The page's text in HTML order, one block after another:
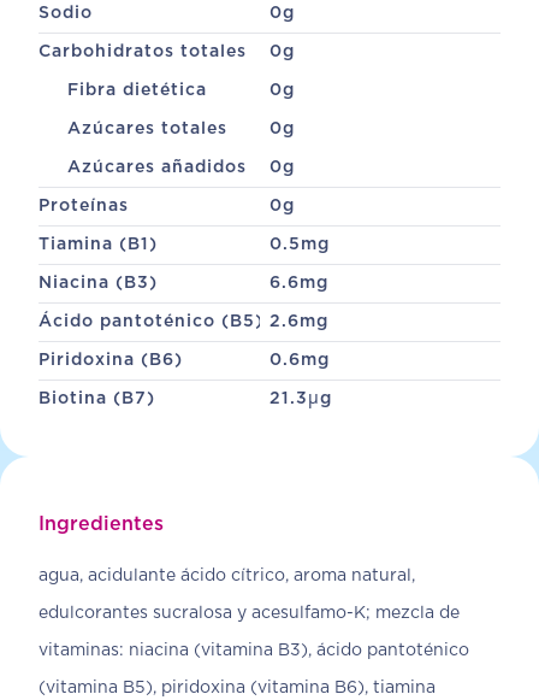
Sodio 0g
Carbohidratos totales 0g
Fibra dietética 0g
Azúcares totales 0g
Azúcares añadidos 0g
Proteínas 0g
Tiamina (B1) 0.5 mg
Niacina (B3) 6.6mg
Ácido pantoténico (B5) 2.6mg
Piridoxina (B6) 0.6mg
Biotina (B7) 21.3 µg
Ingredientes
agua, acidulante ácido cítrico, aroma natural,
edulcorantes sucralosa y acesulfamo-K; mezcla de
vitaminas: niacina (vitamina B3), ácido pantoténico
(vitamina B5), piridoxina (vitamina B6), tiamina